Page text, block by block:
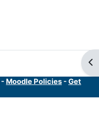
打
- Moodle Policies - Get